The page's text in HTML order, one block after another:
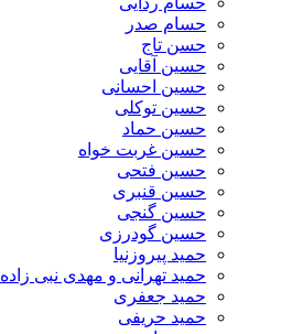
حسام صدر
حسن تاج
حسین آقایی
حسین احسانی
حسین توکلی
حسین حماد
حسین غربت خواه
حسین فتحی
حسین قنبری
حسین گنجی
حسین گودرزی
حمید پیروزنیا
حمید تهرانی و مهدی نبی زاده
حمید جعفری
حمید حریفی